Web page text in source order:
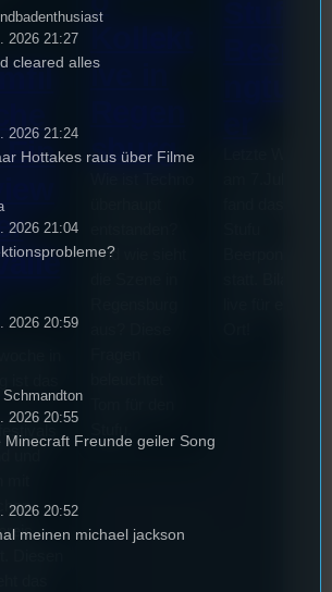
Ein
in
ist das
das
ive in
sburg
Und wie sieht
2026 21:27
cleared alles
2026 21:24
Hottakes raus über Filme
2026 21:04
2026 20:59
2026 20:55
Minecraft Freunde geiler Song
2026 20:52
meinen michael jackson